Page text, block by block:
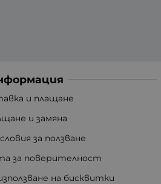
и плащане
и замяна
за ползване
за поверителност
на бисквитки